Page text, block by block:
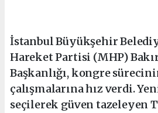
İstanbul Büyükşehir
Hareket Partisi (MHP)
Başkanlığı, kongre
çalışmalarına hız verdi.
seçilerek güven tazeleyen